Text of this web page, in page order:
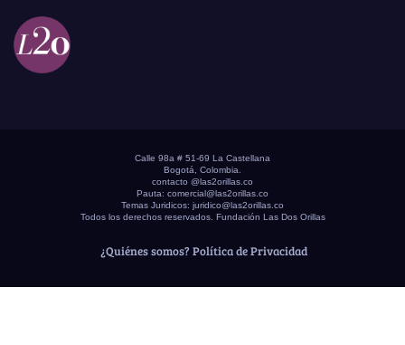
Calle 98a # 51-69 La Castellana
Bogotá, Colombia.
contacto @las2orillas.co
Pauta: comercial@las2orillas.co
Temas Juridicos: juridico@las2orillas.co
Todos los derechos reservados. Fundación Las Dos Orillas
¿Quiénes somos? Política de Privacidad